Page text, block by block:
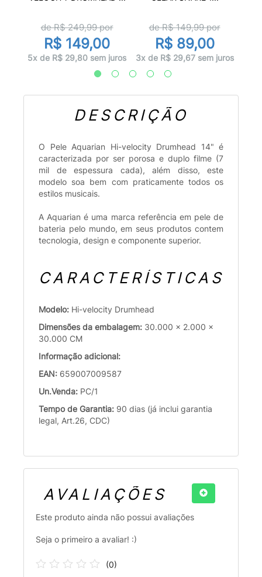
de R$249,99por
R$ 149,00
5x de R$ 29,80 sem juros
de R$149,99por
R$ 89,00
3x de R$ 29,67 sem juros
DESCRIÇÃO
O Pele Aquarian Hi-velocity Drumhead 14" é
caracterizada por ser porosa e duplo filme (7
mil de espessura cada), além disso, este
modelo soa bem com praticamente todos os
estilos musicais.
A Aquarian é uma marca referência em pele de
bateria pelo mundo, em seus produtos contem
tecnologia, design e componente superior.
CARACTERÍSTICAS
Modelo: Hi-velocity Drumhead
Dimensões da embalagem: 30.000 x 2.000 x
30.000 CM
Informação adicional:
EAN: 659007009587
Un.Venda: PC/1
Tempo de Garantia: 90 dias (já inclui garantia
legal, Art.26, CDC)
AVALIAÇÕES
Este produto ainda não possui avaliações
Seja o primeiro a avaliar! :)
(0)